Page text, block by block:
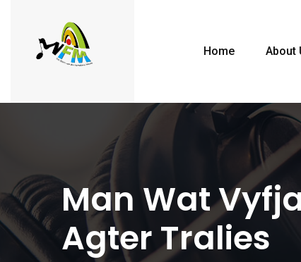
Home About
Man Wat
Agter Tralies